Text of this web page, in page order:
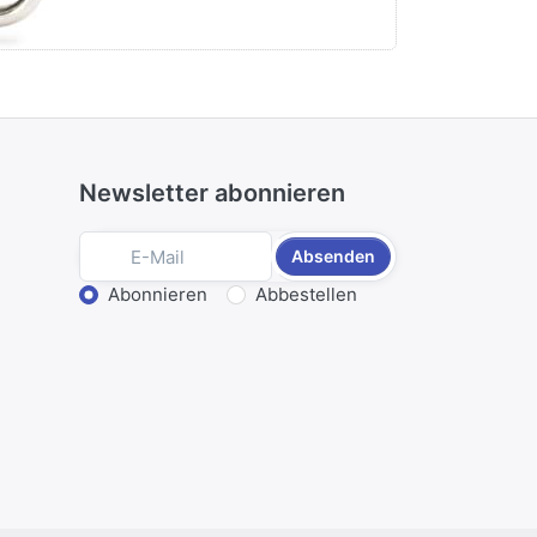
Newsletter abonnieren
Absenden
Aktion wählen
Abonnieren Abbestellen